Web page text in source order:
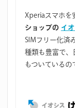
Xperiaスマホを
ショップの イ
SIMフリー化済
種類も豊富で、
もついているの